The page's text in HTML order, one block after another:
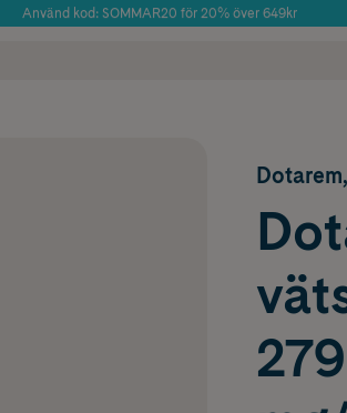
Använd kod: SOMMAR20 för 20% över 649kr
Dotarem,